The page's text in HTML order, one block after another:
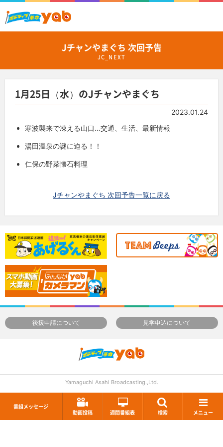
番組メッセージ
動画投稿
週間番組表 検索 メニュー
Jチャンやまぐち 次回予告
JC_NEXT
1月25日（水）のJチャンやまぐち
2023.01.24
寒波襲来で凍える山口…交通、生活、最新情報
湯田温泉の謎に迫る！！
仁保の野菜懐石料理
Jチャンやまぐち 次回予告一覧に戻る
後援申請について 見学申込について
Yamaguchi Asahi Broadcasting.,Ltd.